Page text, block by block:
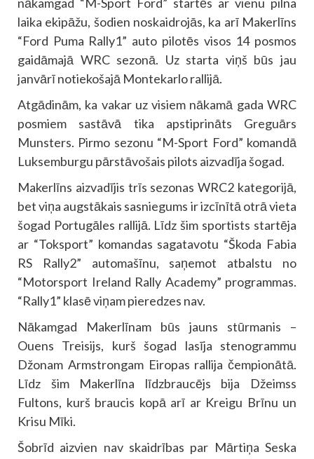
laika ekipāžu, šodien noskaidrojās, ka arī Makerlīns
“Ford Puma Rally1” auto pilotēs visos 14 posmos
gaidāmajā WRC sezonā. Uz starta viņš būs jau
janvārī notiekošajā Montekarlo rallijā.
Atgādinām, ka vakar uz visiem nākamā gada WRC
posmiem sastāvā tika apstiprināts Greguārs
Munsters. Pirmo sezonu “M-Sport Ford” komandā
Luksemburgu pārstāvošais pilots aizvadīja šogad.
Makerlīns aizvadījis trīs sezonas WRC2 kategorijā,
bet viņa augstākais sasniegums ir izcīnītā otrā vieta
šogad Portugāles rallijā. Līdz šim sportists startēja
ar “Toksport” komandas sagatavotu “Škoda Fabia
RS Rally2” automašīnu, saņemot atbalstu no
“Motorsport Ireland Rally Academy” programmas.
“Rally1” klasē viņam pieredzes nav.
Nākamgad Makerlīnam būs jauns stūrmanis –
Ouens Treisijs, kurš šogad lasīja stenogrammu
Džonam Armstrongam Eiropas rallija čempionātā.
Līdz šim Makerlīna līdzbraucējs bija Džeimss
Fultons, kurš braucis kopā arī ar Kreigu Brīnu un
Krisu Mīki.
Šobrīd aizvien nav skaidrības par Mārtiņa Seska